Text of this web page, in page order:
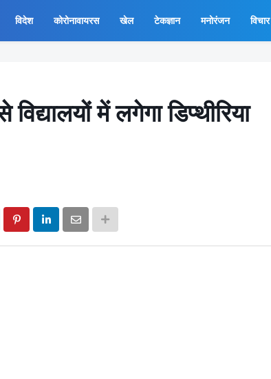
विदेश कोरोनावायरस खेल टेकज्ञान मनोरंजन विचार
में लगेगा डिप्थीरिया